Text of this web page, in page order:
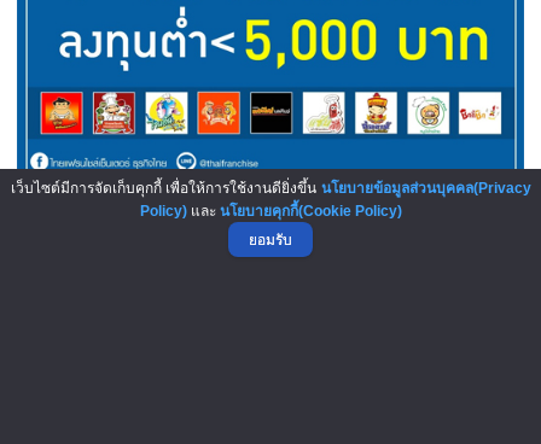
เลือกเลย! 9 แฟรนไชส์ลงทุนต่ำ...
เว็บไซต์มีการจัดเก็บคุกกี้ เพื่อให้การใช้งานดียิ่งขึ้น นโยบายข้อมูลส่วนบุคคล(Privacy
Policy)และ นโยบายคุกกี้(Cookie Policy)
ยอมรับ